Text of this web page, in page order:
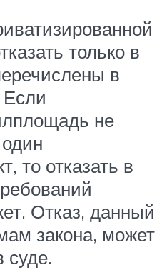
только в
в
не
то отказать в
Отказ, данный
закона, может
суде.